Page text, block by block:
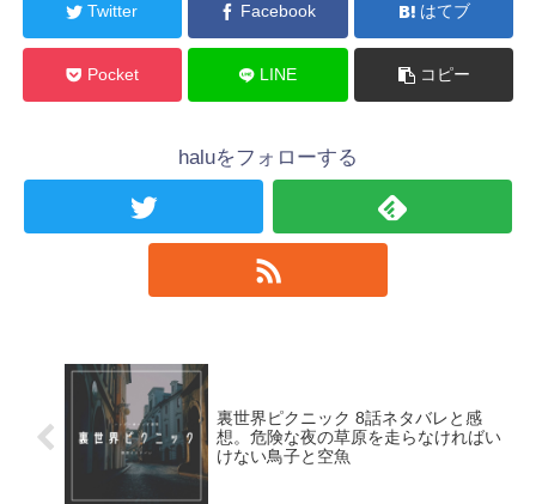
Twitter Facebook はてブ
Pocket LINE コピー
haluをフォローする
裏世界ピクニック 8話ネタバレと感
想。危険な夜の草原を走らなければい
けない鳥子と空魚